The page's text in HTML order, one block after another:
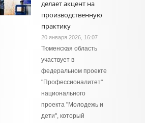
делает акцент на
производственную
практику
20 января 2026, 16:07
Тюменская область
участвует в
федеральном проекте
"Профессионалитет"
национального
проекта "Молодежь и
дети", который